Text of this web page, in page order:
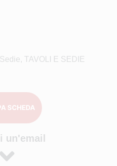
Sedie, TAVOLI E SEDIE
SCHEDA
un'email